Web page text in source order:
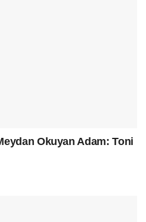
Okuyan Adam: Toni